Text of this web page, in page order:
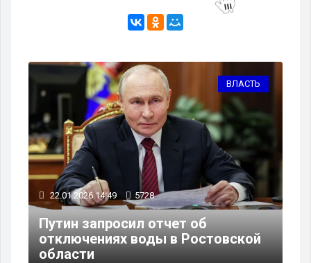
22.01.2026 14:49 5728
запросил отчет об
воды в Ростовской
30.12.2025
Юрий
что»